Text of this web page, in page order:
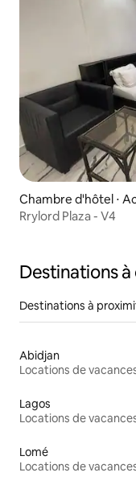
Chambre d'hôtel ⋅
Rrylord Plaza - V4
Destinations
Destinations à
Abidjan
Locations de
Lagos
Locations de
Lomé
Locations de